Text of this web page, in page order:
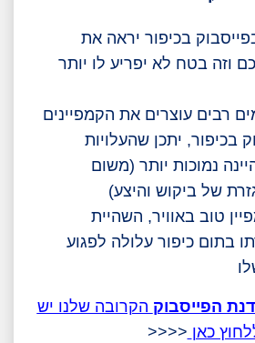
בכיפור יראה את
וזה בטח לא יפריע לו יותר
רבים עוצרים את הקמפיינים
בכיפור, יתכן שהעלויות
נמוכות יותר (משום
של ביקוש והיצע)
טוב באוויר, השהיית
בתום כיפור עלולה לפגוע
הפייסבוק הקרובה שלנו יש
כאן <<<<